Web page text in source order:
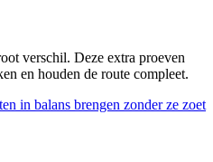
verschil. Deze extra proeven
en houden de route compleet.